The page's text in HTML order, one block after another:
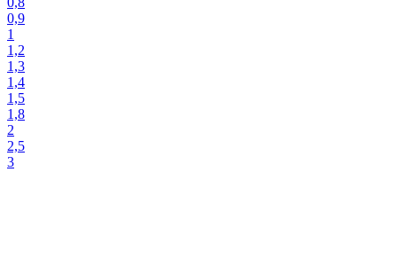
0,9
1
1,2
1,3
1,4
1,5
1,8
2
2,5
3